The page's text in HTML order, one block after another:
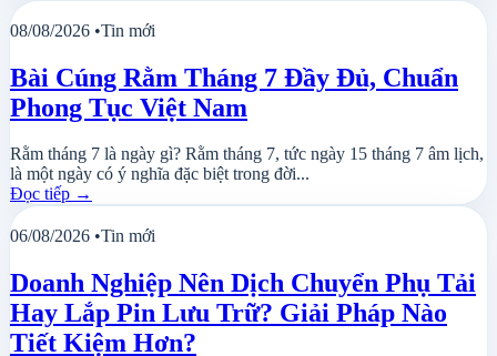
08/08/2026 •Tin mới
Bài Cúng Rằm Tháng 7 Đầy Đủ, Chuẩn
Phong Tục Việt Nam
Rằm tháng 7 là ngày gì? Rằm tháng 7, tức ngày 15 tháng 7 âm lịch,
là một ngày có ý nghĩa đặc biệt trong đời...
Đọc tiếp →
06/08/2026 •Tin mới
Doanh Nghiệp Nên Dịch Chuyển Phụ Tải
Hay Lắp Pin Lưu Trữ? Giải Pháp Nào
Tiết Kiệm Hơn?